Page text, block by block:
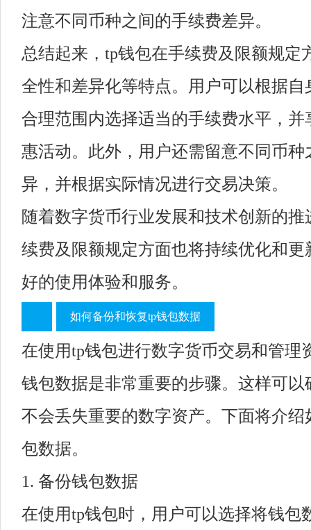
注意不同币种之间的手续费差异。
总结起来，tp钱包在手续费及限额规定
全性和差异化等特点。用户可以根据自
合理范围内选择适当的手续费水平，并
惠活动。此外，用户还需留意不同币种
异，并根据实际情况进行交易决策。
随着数字货币行业发展和技术创新的
续费及限额规定方面也将持续优化和更
好的使用体验和服务。
如何备份和恢复tp钱包数据
在使用tp钱包进行数字货币交易和管理
钱包数据是非常重要的步骤。这样可以
不会丢失重要的数字资产。下面将介绍
包数据。
1. 备份钱包数据
在使用tp钱包时，用户可以选择将钱包